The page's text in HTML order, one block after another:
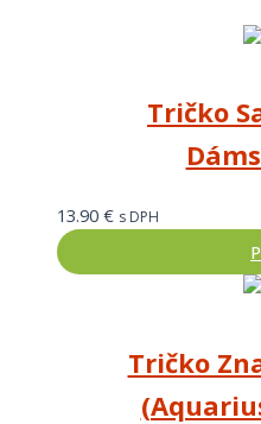
Tričko
13.90 € s DPH
Tričko